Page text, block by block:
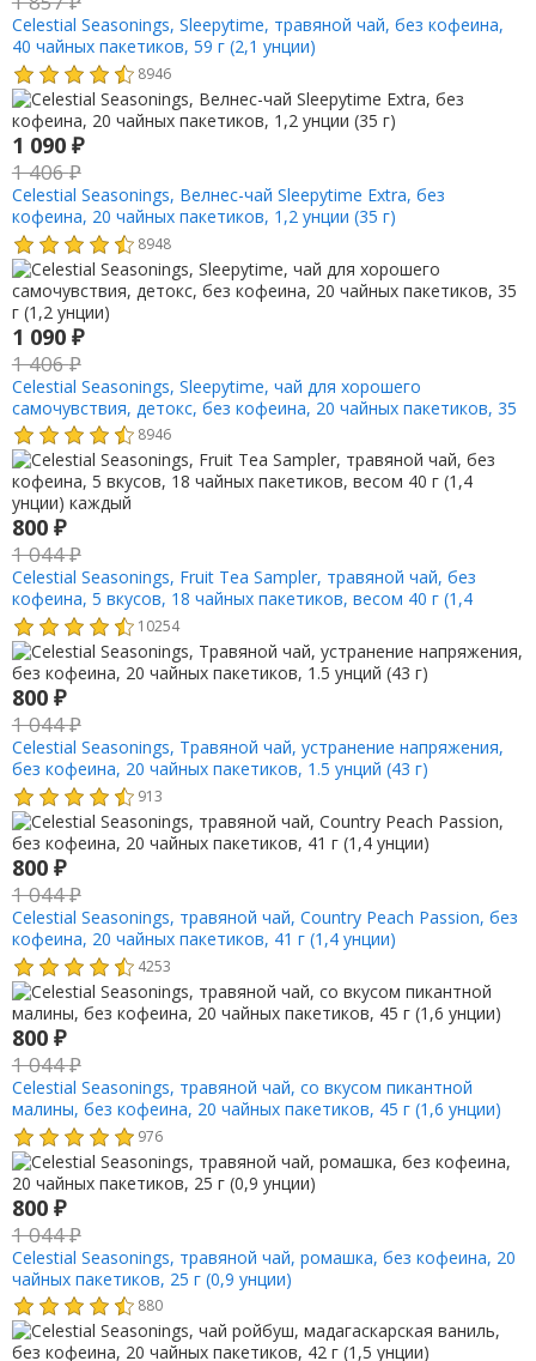
Celestial Seasonings, Sleepytime, травяной чай, без кофеина,
40 чайных пакетиков, 59 г (2,1 унции)
8946
1 090 ₽
1 406₽
Celestial Seasonings, Велнес-чай Sleepytime Extra, без
кофеина, 20 чайных пакетиков, 1,2 унции (35 г)
8948
1 090 ₽
1 406₽
Celestial Seasonings, Sleepytime, чай для хорошего
самочувствия, детокс, без кофеина, 20 чайных пакетиков, 35
г (1,2 унции)
8946
800 ₽
1 044₽
Celestial Seasonings, Fruit Tea Sampler, травяной чай, без
кофеина, 5 вкусов, 18 чайных пакетиков, весом 40 г (1,4
унции) каждый 10254
800 ₽
1 044₽
Celestial Seasonings, Травяной чай, устранение напряжения,
без кофеина, 20 чайных пакетиков, 1.5 унций (43 г)
913
800 ₽
1 044₽
Celestial Seasonings, травяной чай, Country Peach Passion, без
кофеина, 20 чайных пакетиков, 41 г (1,4 унции)
4253
800 ₽
1 044₽
Celestial Seasonings, травяной чай, со вкусом пикантной
малины, без кофеина, 20 чайных пакетиков, 45 г (1,6 унции)
976
800 ₽
1 044₽
Celestial Seasonings, травяной чай, ромашка, без кофеина, 20
чайных пакетиков, 25 г (0,9 унции)
880